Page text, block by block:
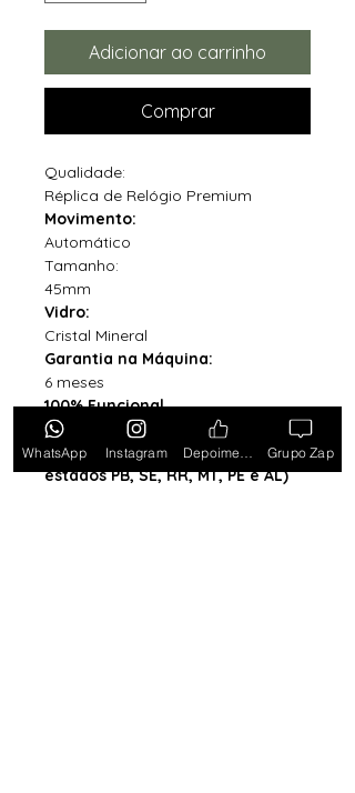
Adicionar ao carrinho
Comprar
Qualidade:
Réplica de Relógio Premium
Movimento:
Automático
Tamanho:
45mm
Vidro:
Cristal Mineral
Garantia na Máquina:
6 meses
100% Funcional
Acompanha Caixa Simples com
Almofada (exceto para os
estados PB, SE, RR, MT, PE e AL)
WhatsApp Instagram Grupo Zap